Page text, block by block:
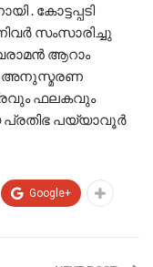
. കോട്ടപ്പടി
സംസാരിച്ചു
ആറാം
– അനുസ്മരണ
ഫലകവും
പ്രതിഭ പയ്യാവൂർ
Google+